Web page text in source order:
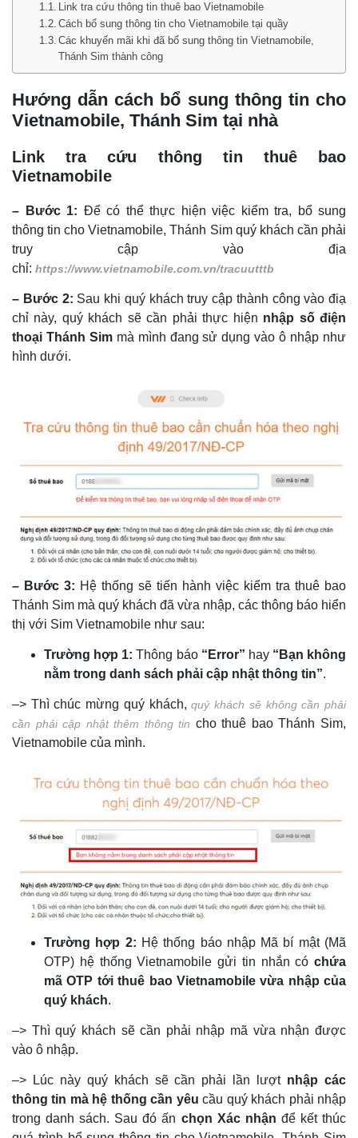
Link tra cứu thông tin thuê bao Vietnamobile
Cách bổ sung thông tin cho Vietnamobile tại quầy
Các khuyến mãi khi đã bổ sung thông tin Vietnamobile,
Thánh Sim thành công
Hướng dẫn cách bổ sung thông tin cho
Vietnamobile, Thánh Sim tại nhà
Link tra cứu thông tin thuê bao
Vietnamobile
– Bước 1: Để có thể thực hiện việc kiểm tra, bổ sung
thông tin cho Vietnamobile, Thánh Sim quý khách cần phải
truy cập vào địa
chỉ: https://www.vietnamobile.com.vn/tracuutttb
– Bước 2: Sau khi quý khách truy cập thành công vào điạ
chỉ này, quý khách sẽ cần phải thực hiện nhập số điện
thoại Thánh Simmà mình đang sử dụng vào ô nhập như
hình dưới.
– Bước 3: Hệ thống sẽ tiến hành việc kiểm tra thuê bao
Thánh Sim mà quý khách đã vừa nhập, các thông báo hiển
thị với Sim Vietnamobile như sau:
Trường hợp 1: Thông báo “Error” hay “Bạn không
nằm trong danh sách phải cập nhật thông tin”.
–> Thì chúc mừng quý khách,quý khách sẽ không cần phải
cần phải cập nhật thêm thông tin cho thuê bao Thánh Sim,
Vietnamobile của mình.
Trường hợp 2: Hệ thống báo nhập Mã bí mật (Mã
OTP) hệ thống Vietnamobile gửi tin nhắn có chứa
mã OTP tới thuê bao Vietnamobile vừa nhập của
quý khách.
–> Thì quý khách sẽ cần phải nhập mã vừa nhận được
vào ô nhập.
–> Lúc này quý khách sẽ cần phải lần lượt nhập các
thông tin mà hệ thống cần yêu cầu quý khách phải nhập
trong danh sách. Sau đó ấn chọn Xác nhận để kết thúc